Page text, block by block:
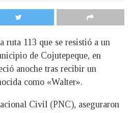
ruta 113 que se resistió a un
de Cojutepeque, en
anoche tras recibir un
como «Walter».
Civil (PNC), aseguraron